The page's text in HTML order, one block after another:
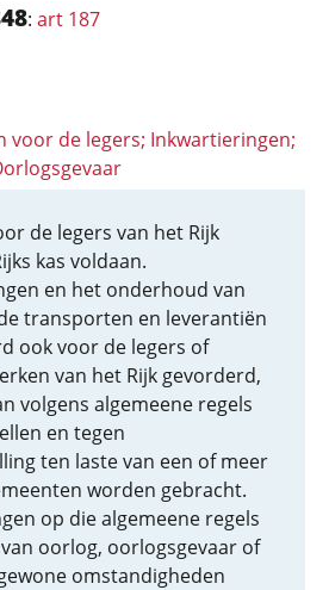
: art 187
voor de legers; Inkwartieringen;
de legers van het Rijk
kas voldaan.
en het onderhoud van
transporten en leverantiën
ook voor de legers of
van het Rijk gevorderd,
volgens algemeene regels
en tegen
ten laste van een of meer
worden gebracht.
op die algemeene regels
oorlog, oorlogsgevaar of
omstandigheden